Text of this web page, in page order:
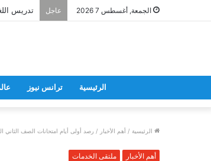
الجمعة, أغسطس 7 2026 عاجل تدريس
الرئيسية ترانس نيوز
الرئيسية / أهم الأخبار / رصد أولى أيام امتحانات الصف الثاني
أهم الأخبار ملتقى الخدمات